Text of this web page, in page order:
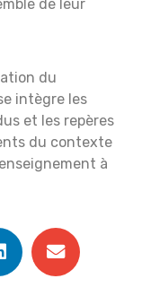
de leur
du
intègre les
et les repères
du contexte
à